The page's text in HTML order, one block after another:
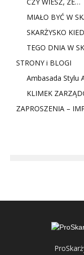
MIAŁO BYĆ W
SKARŻYSKO
TEGO DNIA W
STRONY i BLOGI
Ambasada Stylu
KLIMEK
ZAPROSZENIA –